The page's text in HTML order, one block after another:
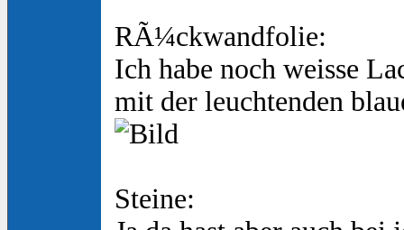
RÃ¼ckwandfolie:
Ich habe noch weisse
mit der leuchtenden
Steine: